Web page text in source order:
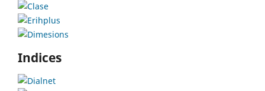
Indices